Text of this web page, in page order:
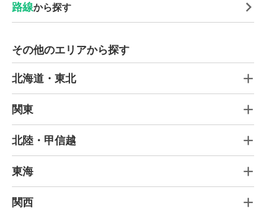
路線から探す
その他のエリアから探す
北海道・東北
関東
北陸・甲信越
東海
関西